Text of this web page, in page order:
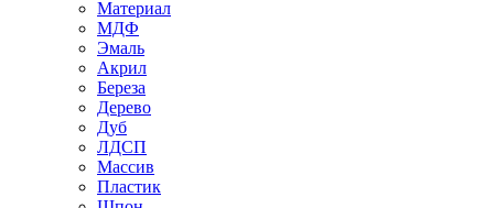
Материал
МДФ
Эмаль
Акрил
Береза
Дерево
Дуб
ЛДСП
Массив
Пластик